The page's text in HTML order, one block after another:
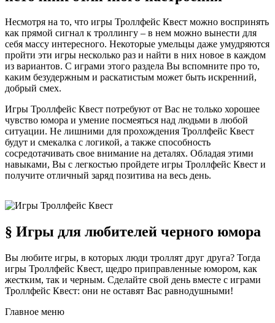
Несмотря на то, что игры Троллфейс Квест можно воспринять
как прямой сигнал к троллингу – в нем можно вынести для
себя массу интересного. Некоторые умельцы даже умудряются
пройти эти игры несколько раз и найти в них новое в каждом
из вариантов. С играми этого раздела Вы вспомните про то,
каким безудержным и раскатистым может быть искренний,
добрый смех.
Игры Троллфейс Квест потребуют от Вас не только хорошее
чувство юмора и умение посмеяться над людьми в любой
ситуации. Не лишними для прохождения Троллфейс Квест
будут и смекалка с логикой, а также способность
сосредотачивать свое внимание на деталях. Обладая этими
навыками, Вы с легкостью пройдете игры Троллфейс Квест и
получите отличный заряд позитива на весь день.
§ Игры для любителей черного юмора
Вы любите игры, в которых люди троллят друг друга? Тогда
игры Троллфейс Квест, щедро приправленные юмором, как
жестким, так и черным. Сделайте свой день вместе с играми
Троллфейс Квест: они не оставят Вас равнодушными!
Главное меню